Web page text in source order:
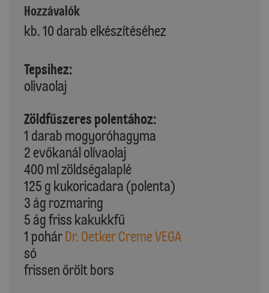
Hozzávalók
kb. 10 darab elkészítéséhez
Tepsihez:
olivaolaj
Zöldfűszeres polentához:
1 darab mogyoróhagyma
2 evőkanál olívaolaj
400 ml zöldségalaplé
125 g kukoricadara (polenta)
3 ág rozmaring
5 ág friss kakukkfű
1 pohárDr. Oetker Creme VEGA
só
frissen őrölt bors